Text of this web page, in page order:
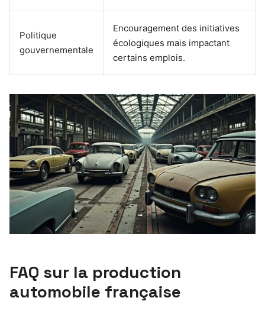
Politique
gouvernementale
Encouragement des initiatives
écologiques mais impactant
certains emplois.
FAQ sur la production
automobile française